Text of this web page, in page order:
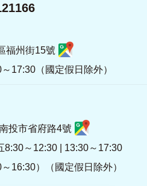
福州街15號
17:30（國定假日除外）
投市省府路4號
8:30～12:30 | 13:30～17:30
16:30）（國定假日除外）